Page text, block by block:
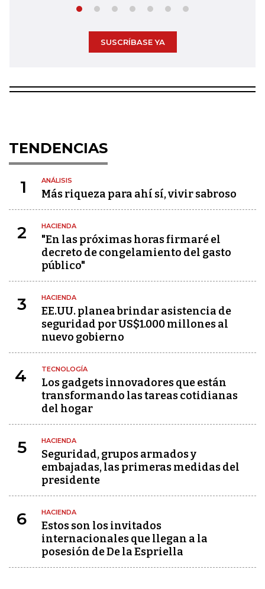
SUSCRÍBASE YA
TENDENCIAS
1 ANÁLISIS
Más riqueza para ahí sí, vivir sabroso
2 HACIENDA
"En las próximas horas firmaré el
decreto de congelamiento del gasto
público"
3 HACIENDA
EE.UU. planea brindar asistencia de
seguridad por US$1.000 millones al
nuevo gobierno
4 TECNOLOGÍA
Los gadgets innovadores que están
transformando las tareas cotidianas
del hogar
5 HACIENDA
Seguridad, grupos armados y
embajadas, las primeras medidas del
presidente
6 HACIENDA
Estos son los invitados
internacionales que llegan a la
posesión de De la Espriella